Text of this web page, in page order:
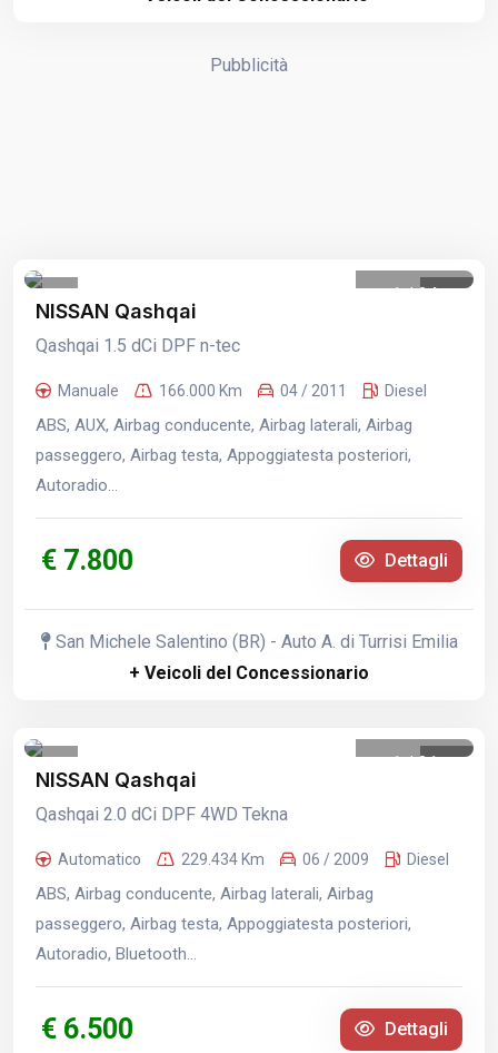
Pubblicità
1 /24
NISSAN Qashqai
Qashqai 1.5 dCi DPF n-tec
Manuale 166.000 Km 04 / 2011 Diesel
ABS, AUX, Airbag conducente, Airbag laterali, Airbag
passeggero, Airbag testa, Appoggiatesta posteriori,
Autoradio...
€ 7.800 Dettagli
San Michele Salentino (BR) - Auto A. di Turrisi Emilia
+ Veicoli del Concessionario
1 /21
NISSAN Qashqai
Qashqai 2.0 dCi DPF 4WD Tekna
Automatico 229.434 Km 06 / 2009 Diesel
ABS, Airbag conducente, Airbag laterali, Airbag
passeggero, Airbag testa, Appoggiatesta posteriori,
Autoradio, Bluetooth...
€ 6.500 Dettagli